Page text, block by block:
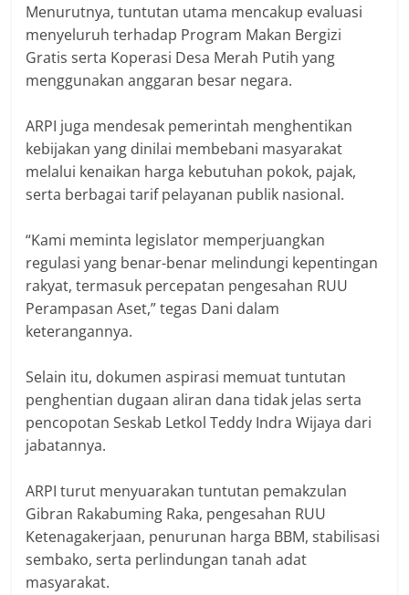
Menurutnya, tuntutan utama mencakup evaluasi
menyeluruh terhadap Program Makan Bergizi
Gratis serta Koperasi Desa Merah Putih yang
menggunakan anggaran besar negara.
ARPI juga mendesak pemerintah menghentikan
kebijakan yang dinilai membebani masyarakat
melalui kenaikan harga kebutuhan pokok, pajak,
serta berbagai tarif pelayanan publik nasional.
“Kami meminta legislator memperjuangkan
regulasi yang benar-benar melindungi kepentingan
rakyat, termasuk percepatan pengesahan RUU
Perampasan Aset,” tegas Dani dalam
keterangannya.
Selain itu, dokumen aspirasi memuat tuntutan
penghentian dugaan aliran dana tidak jelas serta
pencopotan Seskab Letkol Teddy Indra Wijaya dari
jabatannya.
ARPI turut menyuarakan tuntutan pemakzulan
Gibran Rakabuming Raka, pengesahan RUU
Ketenagakerjaan, penurunan harga BBM, stabilisasi
sembako, serta perlindungan tanah adat
masyarakat.